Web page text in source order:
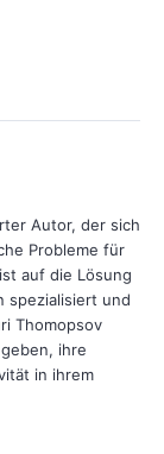
Autor, der sich
Probleme für
auf die Lösung
spezialisiert und
Thomopsov
ihre
in ihrem